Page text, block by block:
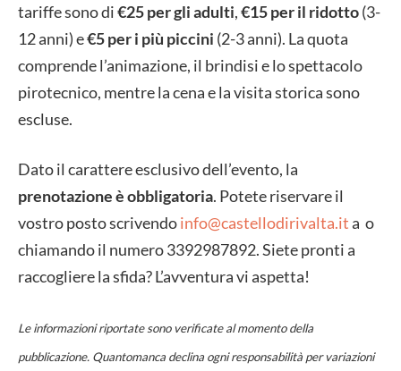
tariffe sono di€25 per gli adulti,€15 per il ridotto(3-
12 anni) e€5 per i più piccini (2-3 anni). La quota
comprende l’animazione, il brindisi e lo spettacolo
pirotecnico, mentre la cena e la visita storica sono
escluse.
Dato il carattere esclusivo dell’evento, la
prenotazione è obbligatoria. Potete riservare il
vostro posto scrivendoinfo@castellodirivalta.ita o
chiamando il numero 3392987892. Siete pronti a
raccogliere la sfida? L’avventura vi aspetta!
Le informazioni riportate sono verificate al momento della
pubblicazione. Quantomanca declina ogni responsabilità per variazioni